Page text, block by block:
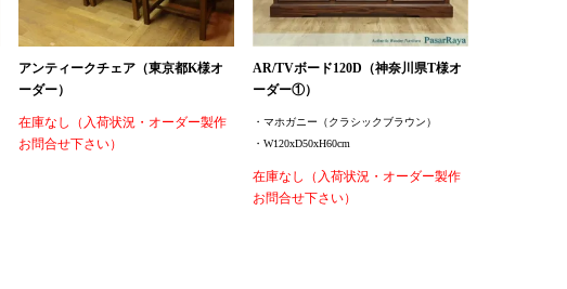
アンティークチェア（東京都K様オ
ーダー）
在庫なし（入荷状況・オーダー製作
お問合せ下さい）
AR/TVボード120D（神奈川県T様オ
ーダー①）
・マホガニー（クラシックブラウン）
・W120xD50xH60cm
在庫なし（入荷状況・オーダー製作
お問合せ下さい）